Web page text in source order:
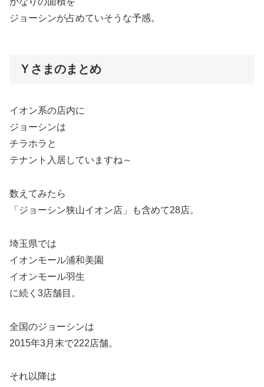
ジョーシンが占めていそうな予感。
Ｙさまのまとめ
イオン系の店内に
ジョーシンは
チラホラと
テナント入居していますね～
数えてみたら
「ジョーシン狭山イオン店」も含めて28店。
埼玉県では
イオンモール浦和美園
イオンモール羽生
に続く3店舗目。
全国のジョーシンは
2015年3月末で222店舗。
それ以降は